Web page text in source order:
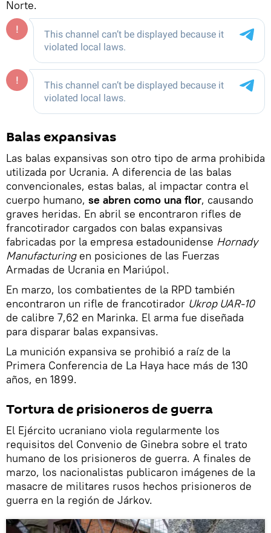
Norte.
Balas expansivas
Las balas expansivas son otro tipo de arma prohibida
utilizada por Ucrania. A diferencia de las balas
convencionales, estas balas, al impactar contra el
cuerpo humano, se abren como una flor, causando
graves heridas. En abril se encontraron rifles de
francotirador cargados con balas expansivas
fabricadas por la empresa estadounidense Hornady
Manufacturingen posiciones de las Fuerzas
Armadas de Ucrania en Mariúpol.
En marzo, los combatientes de la RPD también
encontraron un rifle de francotirador Ukrop UAR-10
de calibre 7,62 en Marinka. El arma fue diseñada
para disparar balas expansivas.
La munición expansiva se prohibió a raíz de la
Primera Conferencia de La Haya hace más de 130
años, en 1899.
Tortura de prisioneros de guerra
El Ejército ucraniano viola regularmente los
requisitos del Convenio de Ginebra sobre el trato
humano de los prisioneros de guerra. A finales de
marzo, los nacionalistas publicaron imágenes de la
masacre de militares rusos hechos prisioneros de
guerra en la región de Járkov.